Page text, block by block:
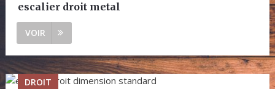
escalier droit metal
VOIR
DROIT